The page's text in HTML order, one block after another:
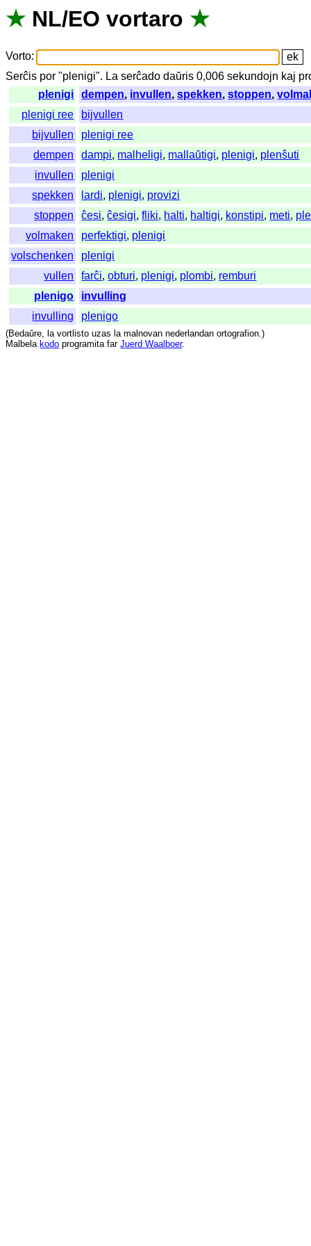
★ NL/EO vortaro ★
Vorto:
Serĉis por "plenigi". La serĉado daŭris 0,006sekundojn kaj
plenigi
dempen, invullen,spekken,stoppen,
plenigi ree
bijvullen
bijvullen
plenigi ree
dempen
dampi, malheligi, mallaŭtigi, plenigi, plenŝuti
invullen
plenigi
spekken
lardi, plenigi, provizi
stoppen
ĉesi,ĉesigi,fliki, halti, haltigi, konstipi, meti,
volmaken
perfektigi, plenigi
volschenken
plenigi
vullen
farĉi,obturi, plenigi, plombi, remburi
plenigo
invulling
invulling
plenigo
(Bedaŭre, la vortlisto uzas la malnovan nederlandan ortografion.)
Malbela kodo programita far Juerd Waalboer.